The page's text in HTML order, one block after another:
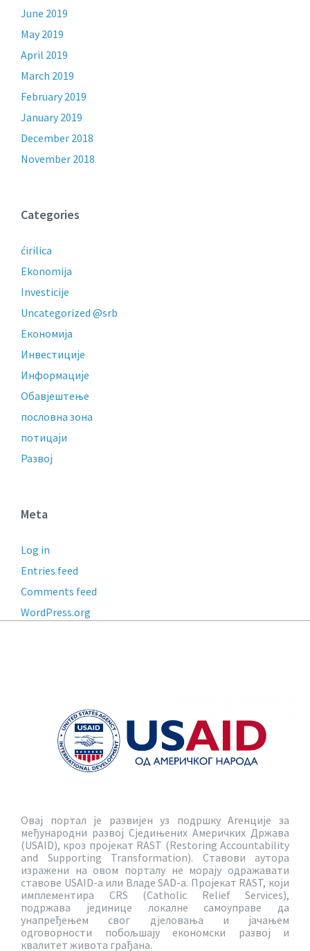
June 2019
May 2019
April 2019
March 2019
February 2019
January 2019
December 2018
November 2018
Categories
ćirilica
Ekonomija
Investicije
Uncategorized @srb
Економија
Инвестиције
Информације
Обавјештење
пословнa зонa
потицаји
Развој
Meta
Log in
Entries feed
Comments feed
WordPress.org
Овај портал је развијен уз подршку Агенције за
међународни развој Сједињених Америчких Држава
(USAID), кроз пројекат RAST (Restoring Accountability
and Supporting Transformation). Ставови аутора
изражени на овом порталу не морају одражавати
ставове USAID-a или Владе SAD-a. Пројекат RAST, који
имплементира CRS (Catholic Relief Services),
подржава јединице локалне самоуправе да
унапређењем свог дјеловања и јачањем
одговорности побољшају економски развој и
квалитет живота грађана.